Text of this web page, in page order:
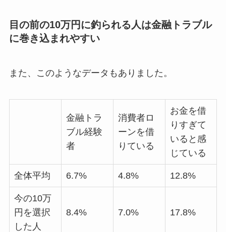
目の前の10万円に釣られる人は金融トラブル
に巻き込まれやすい
また、このようなデータもありました。
金融トラ
ブル経験
者
消費者ロ
ーンを借
りている
お金を借
りすぎて
いると感
じている
全体平均 6.7% 4.8% 12.8%
今の10万
円を選択
した人
8.4% 7.0% 17.8%